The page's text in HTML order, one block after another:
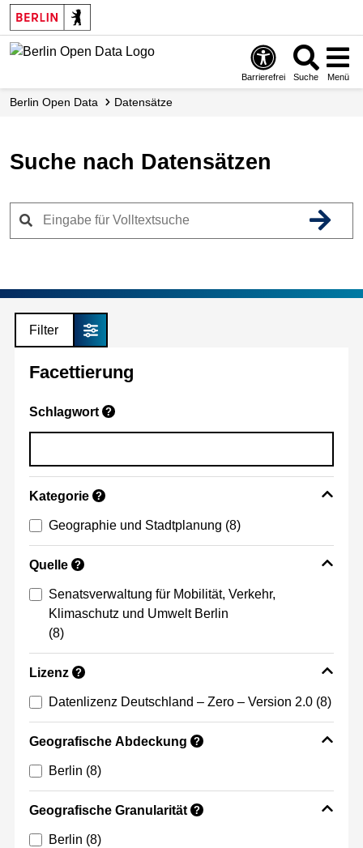
Skip
to
main
Barrierefrei Suche Menü
Berlin Open Data Datensätze
Suche nach Datensätzen
Filter
Facettierung
Schlagwort ?
Kategorie ?
Geographie und Stadtplanung (8)
Quelle ?
Senatsverwaltung für Mobilität, Verkehr,
Klimaschutz und Umwelt Berlin
(8)
Lizenz ?
Datenlizenz Deutschland – Zero – Version 2.0 (8)
Geografische Abdeckung ?
Berlin (8)
Geografische Granularität ?
Berlin (8)